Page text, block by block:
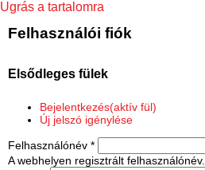
Ugrás a tartalomra
Felhasználói fiók
Elsődleges fülek
Bejelentkezés(aktív fül)
Új jelszó igénylése
Felhasználónév *
A webhelyen regisztrált felhasználónév.